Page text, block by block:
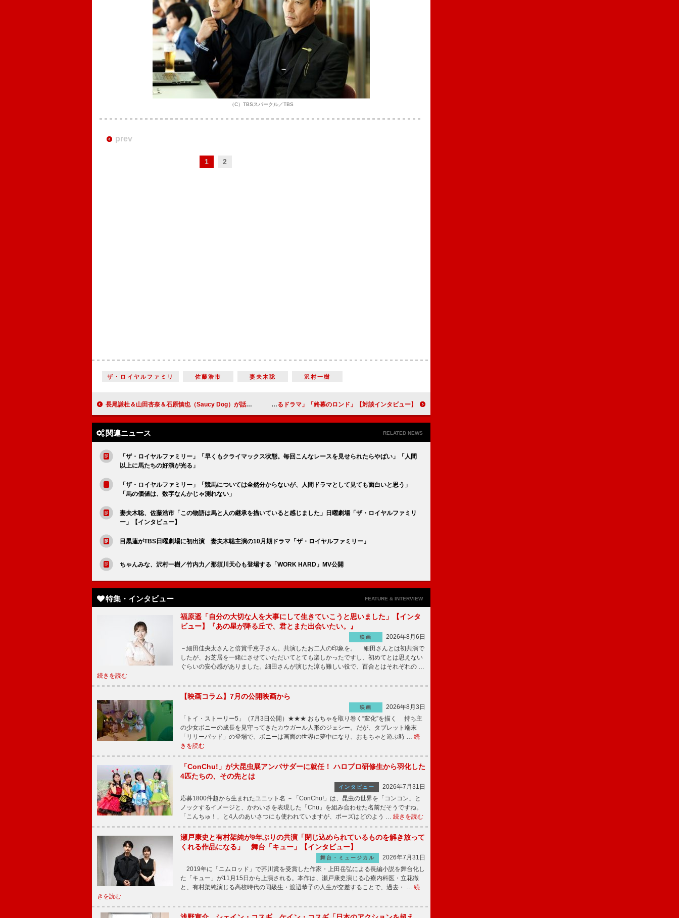
（C）TBSスパークル／TBS
prev
1 2
ザ・ロイヤルファミリ 佐藤浩市 妻夫木聡 沢村一樹
長尾謙杜＆山田杏奈＆石原慎也（Saucy Dog）が話題の映画でタッグ！「主題歌が主人公たちの気持ちを表している」『恋に至る病』【インタビュー】 草なぎ剛「やっぱりすごい…。心からリスペクトしています」 風吹ジュン「学ぶことも多く、新しい意識が生まれるドラマ」「終幕のロンド」【対談インタビュー】
関連ニュース RELATED NEWS
「ザ・ロイヤルファミリー」「早くもクライマックス状態。毎回こんなレースを見せられたらやばい」「人間
以上に馬たちの好演が光る」
「ザ・ロイヤルファミリー」「競馬については全然分からないが、人間ドラマとして見ても面白いと思う」
「馬の価値は、数字なんかじゃ測れない」
妻夫木聡、佐藤浩市「この物語は馬と人の継承を描いていると感じました」日曜劇場「ザ・ロイヤルファミリ
ー」【インタビュー】
目黒蓮がTBS日曜劇場に初出演 妻夫木聡主演の10月期ドラマ「ザ・ロイヤルファミリー」
ちゃんみな、沢村一樹／竹内力／那須川天心も登場する「WORK HARD」MV公開
特集・インタビュー FEATURE & INTERVIEW
福原遥「自分の大切な人を大事にして生きていこうと思いました」【インタ
ビュー】『あの星が降る丘で、君とまた出会いたい。』
映画
2026年8月6日
－細田佳央太さんと倍賞千恵子さん。共演したお二人の印象を。 細田さんとは初共演で
したが、お芝居を一緒にさせていただいてとても楽しかったですし、初めてとは思えない
ぐらいの安心感がありました。細田さんが演じた涼も難しい役で、百合とはそれぞれの …
続きを読む
【映画コラム】7月の公開映画から
映画
2026年8月3日
「トイ・ストーリー5」（7月3日公開）★★★ おもちゃを取り巻く“変化”を描く 持ち主
の少女ボニーの成長を見守ってきたカウガール人形のジェシー。だが、タブレット端末
「リリーパッド」の登場で、ボニーは画面の世界に夢中になり、おもちゃと遊ぶ時 … 続
きを読む
「ConChu!」が大昆虫展アンバサダーに就任！ ハロプロ研修生から羽化した
4匹たちの、その先とは
インタビュー
2026年7月31日
応募1800件超から生まれたユニット名 －「ConChu!」は、昆虫の世界を「コンコン」と
ノックするイメージと、かわいさを表現した「Chu」を組み合わせた名前だそうですね。
「こんちゅ！」と4人のあいさつにも使われていますが、ポーズはどのよう … 続きを読む
瀬戸康史と有村架純が9年ぶりの共演「閉じ込められているものを解き放って
くれる作品になる」 舞台「キュー」【インタビュー】
舞台・ミュージカル
2026年7月31日
2019年に「ニムロッド」で芥川賞を受賞した作家・上田岳弘による長編小説を舞台化し
た「キュー」が11月15日から上演される。本作は、瀬戸康史演じる心療内科医・立花徹
と、有村架純演じる高校時代の同級生・渡辺恭子の人生が交差することで、過去・ … 続
きを読む